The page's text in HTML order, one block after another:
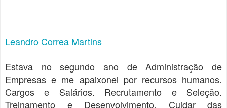
Leandro Correa Martins
Estava no segundo ano de Administração de
Empresas e me apaixonei por recursos humanos.
Cargos e Salários. Recrutamento e Seleção.
Treinamento e Desenvolvimento. Cuidar das